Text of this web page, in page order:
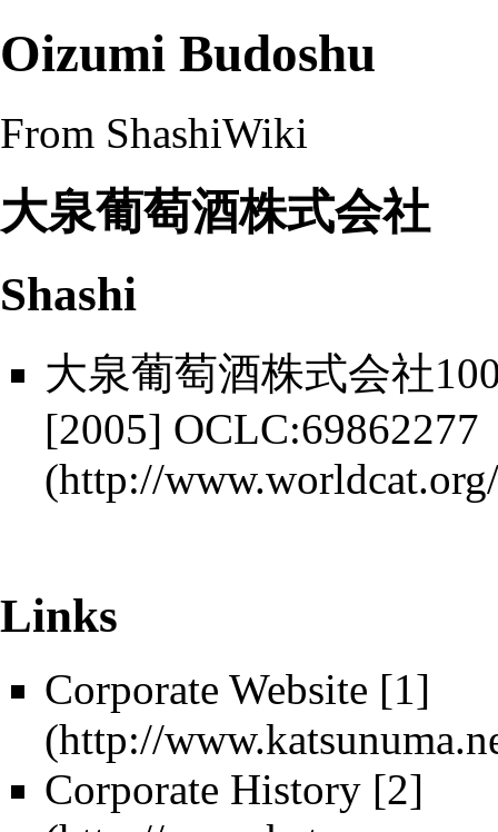
Oizumi Budoshu
From ShashiWiki
大泉葡萄酒株式会社
Shashi
大泉葡萄酒株式会社
[2005] OCLC:69862277
Links
Corporate Website [1]
Corporate History [2]